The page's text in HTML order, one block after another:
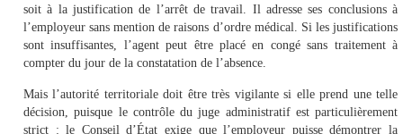
soit à la justification de l’arrêt de travail. Il adresse ses conclusions à
l’employeur sans mention de raisons d’ordre médical. Si les justifications
sont insuffisantes, l’agent peut être placé en congé sans traitement à
compter du jour de la constatation de l’absence.
Mais l’autorité territoriale doit être très vigilante si elle prend une telle
décision, puisque le contrôle du juge administratif est particulièrement
strict : le Conseil d’État exige que l’employeur puisse démontrer la